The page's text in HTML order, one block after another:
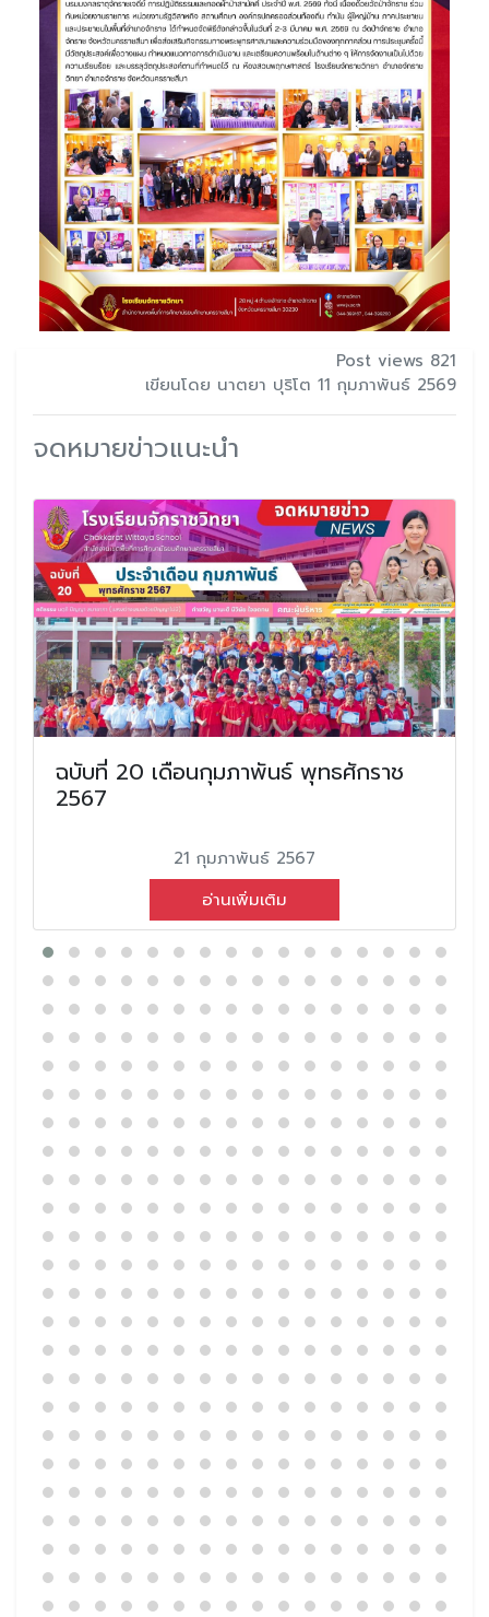
Post views 821
เขียนโดย นาตยา ปุริโต 11 กุมภาพันธ์ 2569
จดหมายข่าวแนะนำ
ฉบับที่ 20 เดือนกุมภาพันธ์ พุทธศักราช
2567
21 กุมภาพันธ์ 2567
อ่านเพิ่มเติม